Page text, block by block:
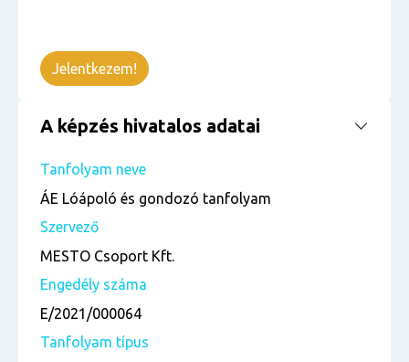
Jelentkezem!
A képzés hivatalos adatai
Tanfolyam neve
ÁE Lóápoló és gondozó tanfolyam
Szervező
MESTO Csoport Kft.
Engedély száma
E/2021/000064
Tanfolyam típus